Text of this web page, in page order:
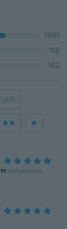
1061
118
182
11 caricamenti